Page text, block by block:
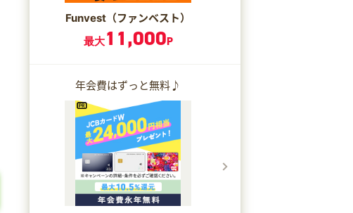
Funvest（ファンベスト）
最大11,000P
年会費はずっと無料♪